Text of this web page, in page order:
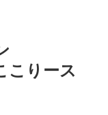
こりース